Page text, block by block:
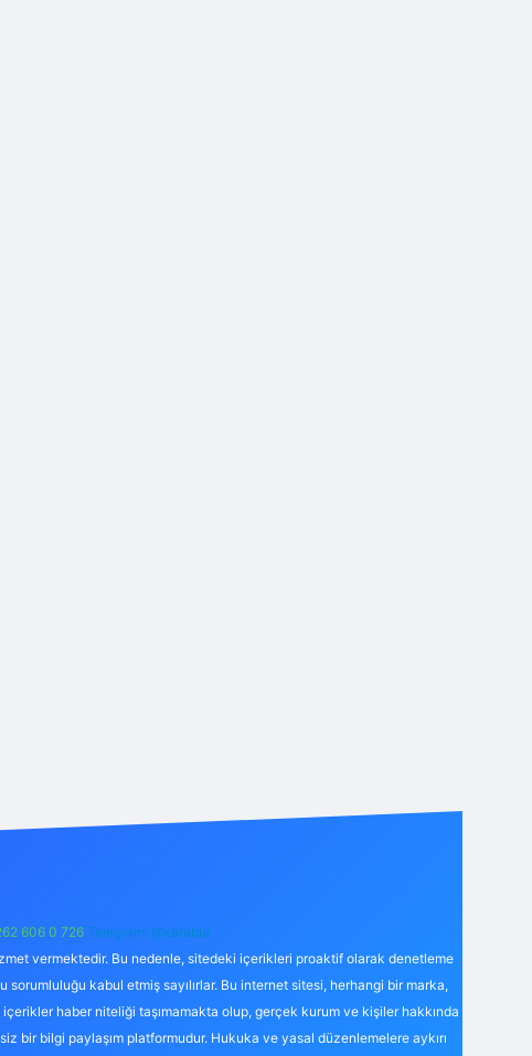
606 0 726 Telegram: @karabul
vermektedir. Bu nedenle, sitedeki içerikleri proaktif olarak denetleme
kabul etmiş sayılırlar. Bu internet sitesi, herhangi bir marka,
içerikler haber niteliği taşımamakta olup, gerçek kurum ve kişiler hakkında
bir bilgi paylaşım platformudur. Hukuka ve yasal düzenlemelere aykırı